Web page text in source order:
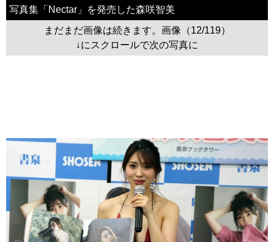
写真集「Nectar」を発売した森咲智美
まだまだ画像は続きます。画像（12/119）
↓にスクロールで次の写真に